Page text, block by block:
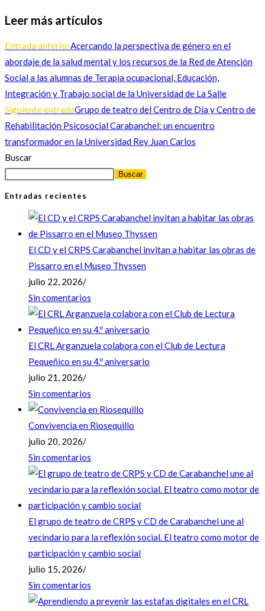
Leer más artículos
Entrada anteriorAcercando la perspectiva de género en el
abordaje de la salud mental y los recursos de la Red de Atención
Social a las alumnas de Terapia ocupacional, Educación,
Integración y Trabajo social de la Universidad de La Salle
Siguiente entradaGrupo de teatro del Centro de Día y Centro de
Rehabilitación Psicosocial Carabanchel: un encuentro
transformador en la Universidad Rey Juan Carlos
Buscar
Buscar
Entradas recientes
El CD y el CRPS Carabanchel invitan a habitar las obras de
Pissarro en el Museo Thyssen
julio 22, 2026/
Sin comentarios
El CRL Arganzuela colabora con el Club de Lectura
Pequeñico en su 4.º aniversario
julio 21, 2026/
Sin comentarios
Convivencia en Riosequillo
julio 20, 2026/
Sin comentarios
El grupo de teatro de CRPS y CD de Carabanchel une al
vecindario para la reflexión social. El teatro como motor de
participación y cambio social
julio 15, 2026/
Sin comentarios